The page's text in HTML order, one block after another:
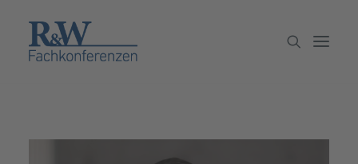
Partner werden